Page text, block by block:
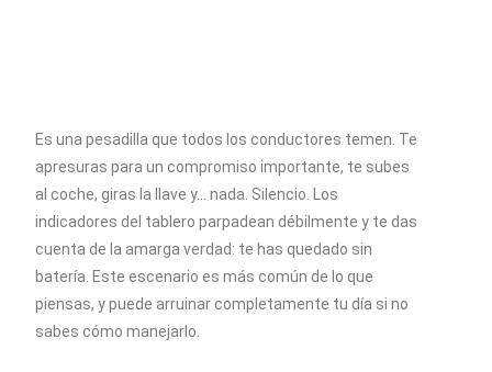
Es una pesadilla que todos los conductores temen. Te
apresuras para un compromiso importante, te subes
al coche, giras la llave y… nada. Silencio. Los
indicadores del tablero parpadean débilmente y te das
cuenta de la amarga verdad: te has quedado sin
batería. Este escenario es más común de lo que
piensas, y puede arruinar completamente tu día si no
sabes cómo manejarlo.